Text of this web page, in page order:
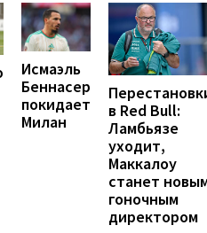
Исмаэль
Беннасер
покидает
Милан
в Red Bull:
Ламбьязе
уходит,
Маккалоу
станет
гоночным
директором